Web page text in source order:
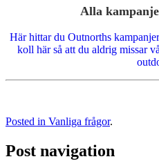
Alla
Här hittar du Outnorths
koll här så att du aldrig missar
Posted in Vanliga frågor.
Post navigation